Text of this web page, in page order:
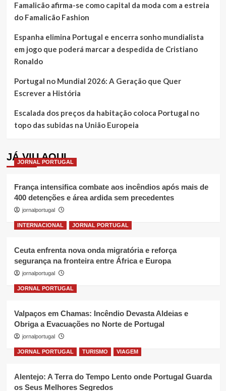
Famalicão afirma-se como capital da moda com a estreia
do Famalicão Fashion
Espanha elimina Portugal e encerra sonho mundialista
em jogo que poderá marcar a despedida de Cristiano
Ronaldo
Portugal no Mundial 2026: A Geração que Quer
Escrever a História
Escalada dos preços da habitação coloca Portugal no
topo das subidas na União Europeia
JÁ VIU AQUI
JORNAL PORTUGAL
França intensifica combate aos incêndios após mais de
400 detenções e área ardida sem precedentes
jornalportugal
INTERNACIONAL JORNAL PORTUGAL
Ceuta enfrenta nova onda migratória e reforça
segurança na fronteira entre África e Europa
jornalportugal
JORNAL PORTUGAL
Valpaços em Chamas: Incêndio Devasta Aldeias e
Obriga a Evacuações no Norte de Portugal
jornalportugal
JORNAL PORTUGAL TURISMO VIAGEM
Alentejo: A Terra do Tempo Lento onde Portugal Guarda
os Seus Melhores Segredos